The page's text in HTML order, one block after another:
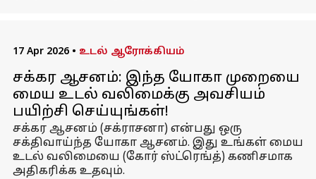
17 Apr 2026 • உடல் ஆரோக்கியம்
சக்கர ஆசனம்: இந்த யோகா முறையை
மைய உடல் வலிமைக்கு அவசியம்
பயிற்சி செய்யுங்கள்!
சக்கர ஆசனம் (சக்ராசனா) என்பது ஒரு
சக்திவாய்ந்த யோகா ஆசனம். இது உங்கள் மைய
உடல் வலிமையை (கோர் ஸ்ட்ரெங்த்) கணிசமாக
அதிகரிக்க உதவும்.